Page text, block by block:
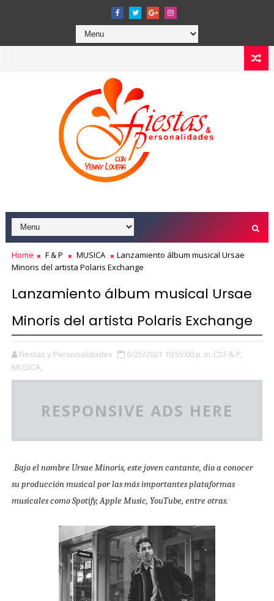
Home F & P MUSICA
Lanzamiento álbum musical Ursae
Minoris del artista Polaris Exchange
Lanzamiento álbum musical Ursae
Minoris del artista Polaris Exchange
Fiestas y Personalidades 6/25/2021 10:55:00 p. m.
F & P,
MUSICA,
RESPONSIVE ADS HERE
Bajo el nombre Ursae Minoris, este joven cantante, dio a conocer
su producción musical por las más importantes plataformas
musicales como Spotify, Apple Music, YouTube, entre otras.